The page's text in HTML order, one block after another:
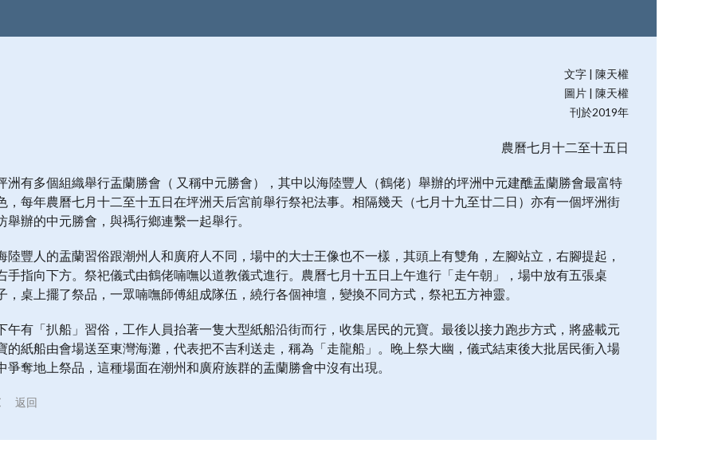
文字 | 陳天權
圖片 | 陳天權
刊於2019年
農曆七月十二至十五日
洲有多個組織舉行盂蘭勝會（ 又稱中元勝會），其中以海陸豐人（鶴佬）舉辦的坪洲中元建醮盂蘭勝會最富特
，每年農曆七月十二至十五日在坪洲天后宮前舉行祭祀法事。相隔幾天（七月十九至廿二日）亦有一個坪洲街
舉辦的中元勝會，與禡行鄉連繫一起舉行。
陸豐人的盂蘭習俗跟潮州人和廣府人不同，場中的大士王像也不一樣，其頭上有雙角，左腳站立，右腳提起，
手指向下方。祭祀儀式由鶴佬喃嘸以道教儀式進行。農曆七月十五日上午進行「走午朝」，場中放有五張桌
，桌上擺了祭品，一眾喃嘸師傅組成隊伍，繞行各個神壇，變換不同方式，祭祀五方神靈。
午有「扒船」習俗，工作人員抬著一隻大型紙船沿街而行，收集居民的元寶。最後以接力跑步方式，將盛載元
的紙船由會場送至東灣海灘，代表把不吉利送走，稱為「走龍船」。晚上祭大幽，儀式結束後大批居民衝入場
爭奪地上祭品，這種場面在潮州和廣府族群的盂蘭勝會中沒有出現。
返回